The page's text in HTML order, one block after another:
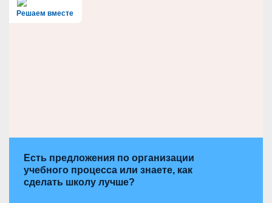
Решаем вместе
Есть предложения по организации
учебного процесса или знаете, как
сделать школу лучше?